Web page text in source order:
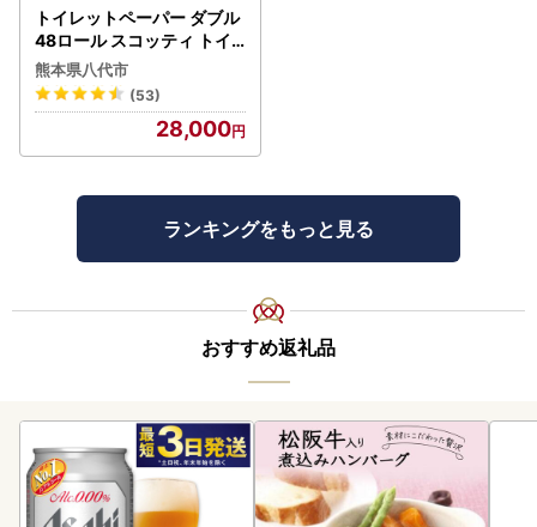
トイレットペーパー ダブル
48ロール スコッティ トイ
レット
熊本県八代市
(53)
28,000
ランキングをもっと見る
おすすめ返礼品